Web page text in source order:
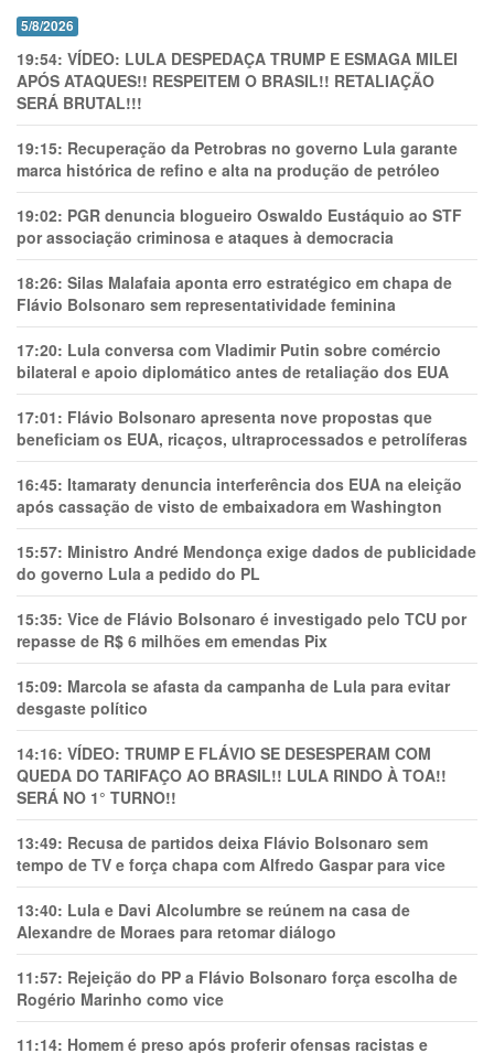
5/8/2026
19:54: VÍDEO: LULA DESPEDAÇA TRUMP E ESMAGA MILEI
APÓS ATAQUES!! RESPEITEM O BRASIL!! RETALIAÇÃO
SERÁ BRUTAL!!!
19:15: Recuperação da Petrobras no governo Lula garante
marca histórica de refino e alta na produção de petróleo
19:02: PGR denuncia blogueiro Oswaldo Eustáquio ao STF
por associação criminosa e ataques à democracia
18:26: Silas Malafaia aponta erro estratégico em chapa de
Flávio Bolsonaro sem representatividade feminina
17:20: Lula conversa com Vladimir Putin sobre comércio
bilateral e apoio diplomático antes de retaliação dos EUA
17:01: Flávio Bolsonaro apresenta nove propostas que
beneficiam os EUA, ricaços, ultraprocessados e petrolíferas
16:45: Itamaraty denuncia interferência dos EUA na eleição
após cassação de visto de embaixadora em Washington
15:57: Ministro André Mendonça exige dados de publicidade
do governo Lula a pedido do PL
15:35: Vice de Flávio Bolsonaro é investigado pelo TCU por
repasse de R$ 6 milhões em emendas Pix
15:09: Marcola se afasta da campanha de Lula para evitar
desgaste político
14:16: VÍDEO: TRUMP E FLÁVIO SE DESESPERAM COM
QUEDA DO TARIFAÇO AO BRASIL!! LULA RINDO À TOA!!
SERÁ NO 1° TURNO!!
13:49: Recusa de partidos deixa Flávio Bolsonaro sem
tempo de TV e força chapa com Alfredo Gaspar para vice
13:40: Lula e Davi Alcolumbre se reúnem na casa de
Alexandre de Moraes para retomar diálogo
11:57: Rejeição do PP a Flávio Bolsonaro força escolha de
Rogério Marinho como vice
11:14: Homem é preso após proferir ofensas racistas e